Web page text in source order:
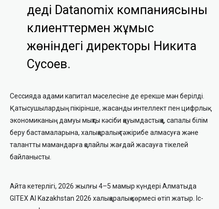
деді Datanomix компаниясының
клиенттермен жұмыс
жөніндегі директоры Никита
Сусоев.
Сессияда адами капитал мәселесіне де ерекше мән берілді.
Қатысушылардың пікірінше, жасанды интеллект пен цифрлық
экономиканың дамуы мықты кәсіби қауымдастыққа, сапалы білім
беру бастамаларына, халықаралық тәжірибе алмасуға және
талантты мамандарға қолайлы жағдай жасауға тікелей
байланысты.
Айта кетерлігі, 2026 жылғы 4–5 мамыр күндері Алматыда
GITEX AI Kazakhstan 2026 халықаралық көрмесі өтіп жатыр. Іс-